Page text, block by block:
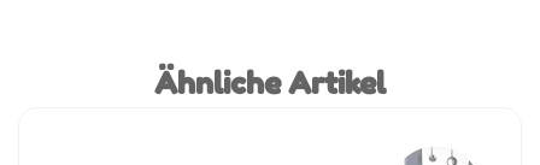
Ähnliche Artikel